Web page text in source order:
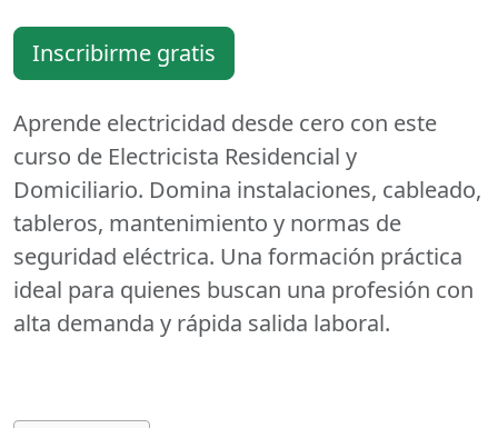
Inscribirme gratis
Aprende electricidad desde cero con este
curso de Electricista Residencial y
Domiciliario. Domina instalaciones, cableado,
tableros, mantenimiento y normas de
seguridad eléctrica. Una formación práctica
ideal para quienes buscan una profesión con
alta demanda y rápida salida laboral.